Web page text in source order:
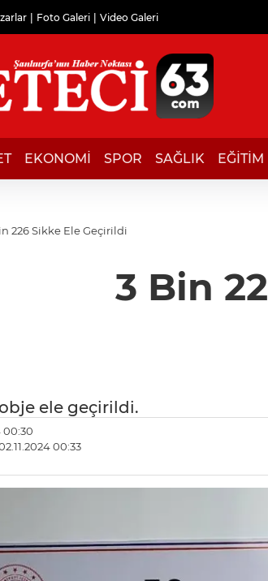
Foto Galeri Video Galeri
EKONOMİ SPOR SAĞLIK EĞİTİM
226 Sikke Ele Geçirildi
3 Bin
ele geçirildi.
00:30
00:33